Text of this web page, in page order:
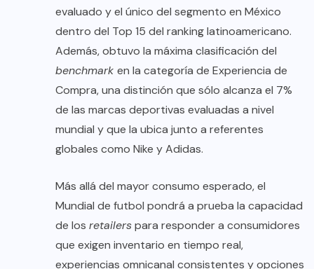
evaluado y el único del segmento en México
dentro del Top 15 del ranking latinoamericano.
Además, obtuvo la máxima clasificación del
benchmark en la categoría de Experiencia de
Compra, una distinción que sólo alcanza el 7%
de las marcas deportivas evaluadas a nivel
mundial y que la ubica junto a referentes
globales como Nike y Adidas.
Más allá del mayor consumo esperado, el
Mundial de futbol pondrá a prueba la capacidad
de los retailerspara responder a consumidores
que exigen inventario en tiempo real,
experiencias omnicanal consistentes y opciones